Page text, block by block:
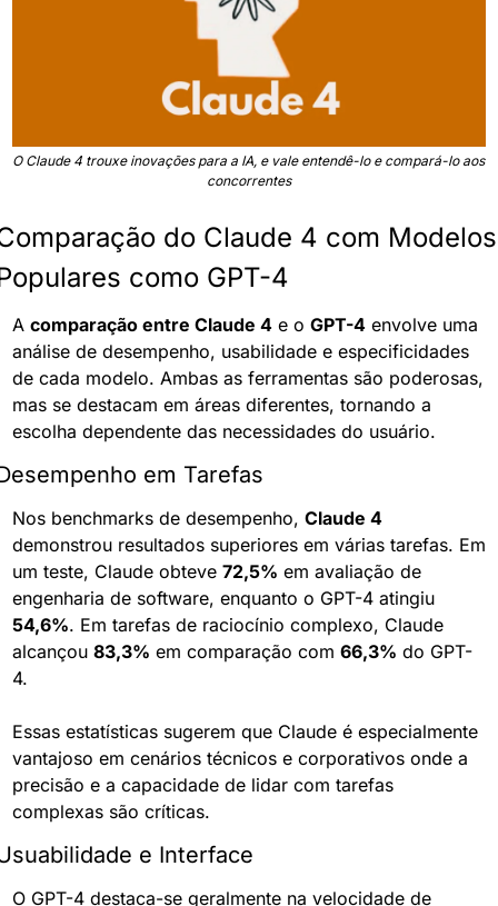
O Claude 4 trouxe inovações para a IA, e vale entendê-lo e compará-lo aos
concorrentes
do Claude 4 com Modelos
como GPT-4
A comparação entre Claude 4 e o GPT-4 envolve uma
análise de desempenho, usabilidade e especificidades
de cada modelo. Ambas as ferramentas são poderosas,
mas se destacam em áreas diferentes, tornando a
escolha dependente das necessidades do usuário.
em Tarefas
Nos benchmarks de desempenho, Claude 4
demonstrou resultados superiores em várias tarefas. Em
um teste, Claude obteve 72,5% em avaliação de
54,6%. Em tarefas de raciocínio complexo, Claude
alcançou 83,3% em comparação com 66,3% do GPT-
4.
Essas estatísticas sugerem que Claude é especialmente
vantajoso em cenários técnicos e corporativos onde a
precisão e a capacidade de lidar com tarefas
complexas são críticas.
e Interface
O GPT-4 destaca-se geralmente na velocidade de